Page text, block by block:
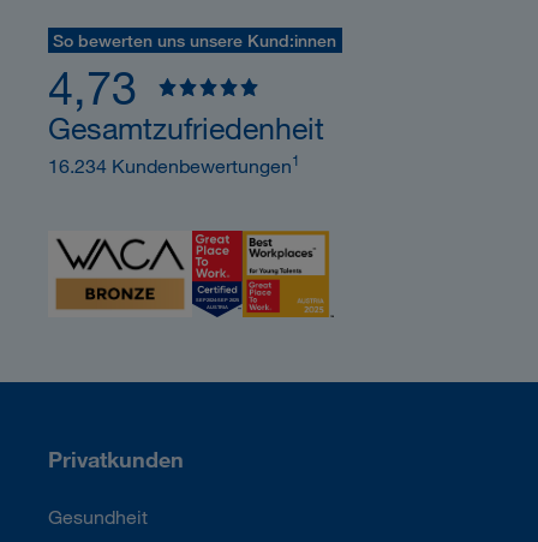
Privatkunden
Gesundheit
So bewerten uns unsere Kund:innen
4,73
Gesamtzufriedenheit
16.234 Kundenbewertungen1